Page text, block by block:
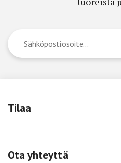
Tilaa
Ota yhteyttä